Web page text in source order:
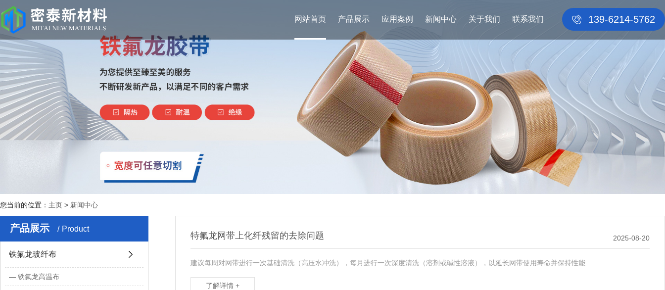
139-6214-5762
网站首页 产品展示 应用案例 新闻中心 关于我们 联系我们
您当前的位置： 主页 > 新闻中心
产品展示 Product
铁氟龙玻纤布
铁氟龙高温布
特氟龙网带上化纤残留的去除问题 2025-08-20
建议每周对网带进行一次基础清洗（高压水冲洗），每月进行一次深度清洗（溶剂或碱性溶液），以延长网带使用寿命并保持性能
了解详情 +